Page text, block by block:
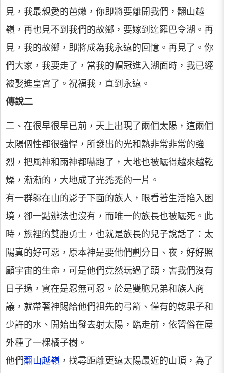
見，我最親愛的芭嫩，你即將要離開我們，翻山越
嶺，再也見不到我們的故鄉，要嫁到達羅巴令湖。再
見，我的故鄉，即將成為我永遠的回憶。再見了。你
們大家，我要走了，當我的帽冠進入湖面時，我已經
被娶進皇宮了。祝福我，直到永遠。
傳說二
二、在很早很早已前，天上出現了兩個太陽，這兩個
太陽個性都很強悍，所發出的光和熱非常非常的強
烈，把風神和雨神都嚇跑了，大地也被曬得越來越乾
燥，漸漸的，大地成了光禿禿的一片。
有一群躲在山的影子下面的族人，眼看著生活陷入困
境，卻一點辦法也沒有，而唯一的族長也被曬死。此
時，族裡的雙胞勇士，也就是族長的兒子說話了：太
陽真的好可惡，原本神是要他們劃分日、夜，好好照
顧宇宙的生命，可是他們竟然玩過了頭，害我們沒有
日子過，實在是忍無可忍。於是雙胞兄弟和族人商
議，就帶著神賜給他們祖先的弓箭、僅有的乾果子和
少許的水、開始出發去射太陽，臨走前，依習俗在屋
外種了一棵橘子樹。
他們翻山越嶺 ，找尋距離更遠太陽最近的山頂，為了